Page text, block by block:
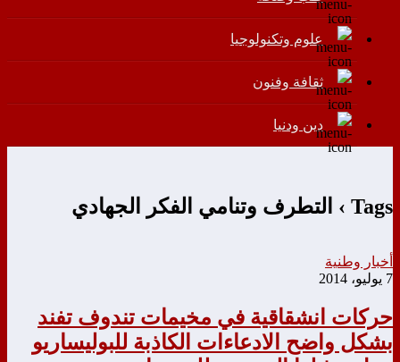
علوم وتكنولوجيا
ثقافة وفنون
دين ودنيا
Tags › التطرف وتنامي الفكر الجهادي
أخبار وطنية
7 يوليو، 2014
حركات انشقاقية في مخيمات تندوف تفند
بشكل واضح الادعاءات الكاذبة للبوليساريو